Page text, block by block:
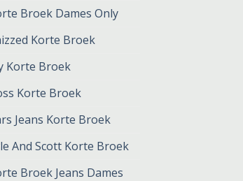
Broek Dames Only
Korte Broek
Korte Broek
Korte Broek
Jeans Korte Broek
And Scott Korte Broek
Broek Jeans Dames